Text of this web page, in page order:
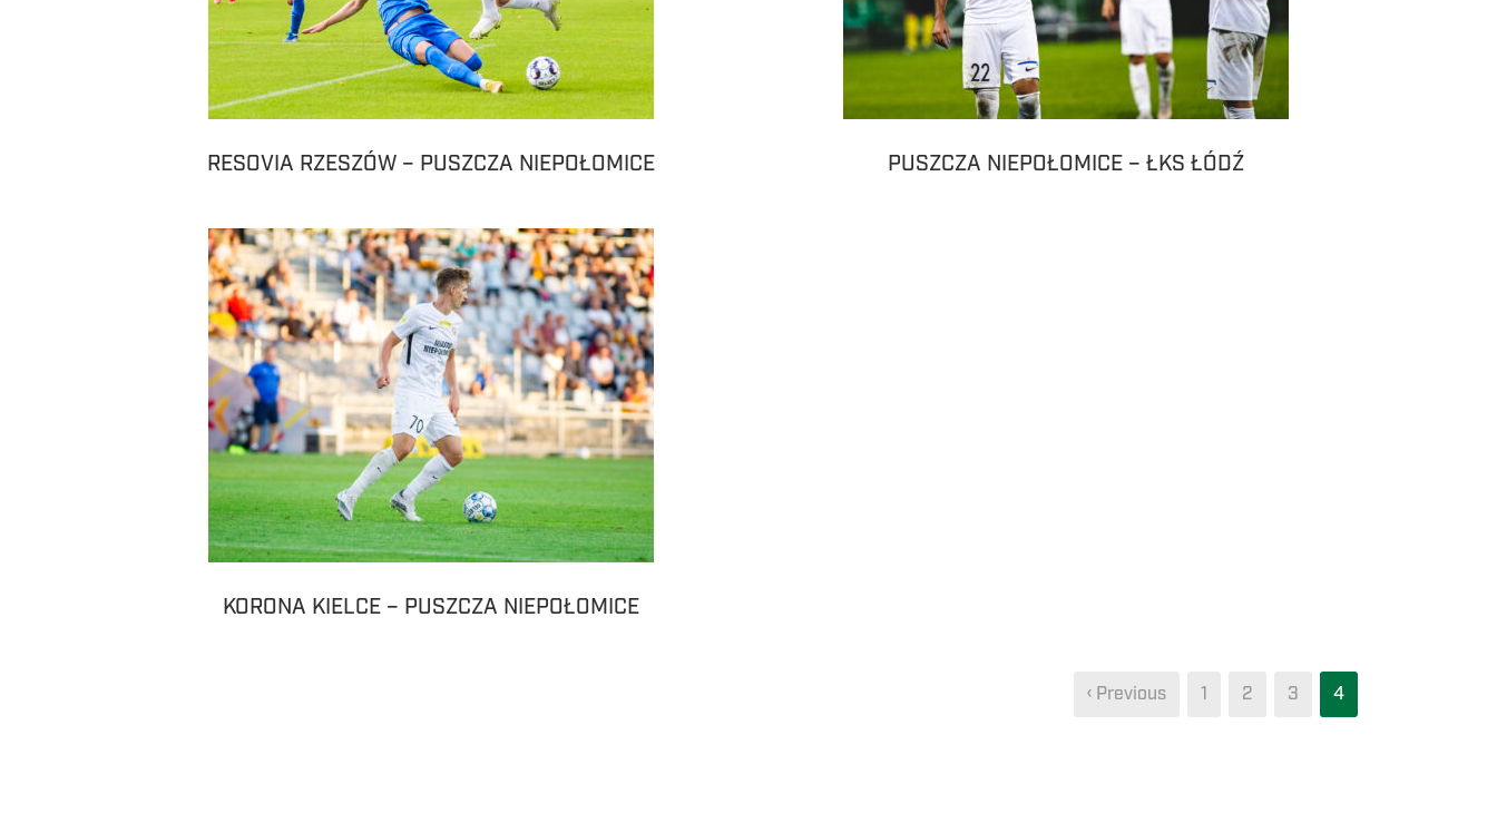
RESOVIA RZESZÓW – PUSZCZA NIEPOŁOMICE PUSZCZA NIEPOŁOMICE – ŁKS ŁÓDŹ
KORONA KIELCE – PUSZCZA NIEPOŁOMICE
‹ Previous 1 2 3 4